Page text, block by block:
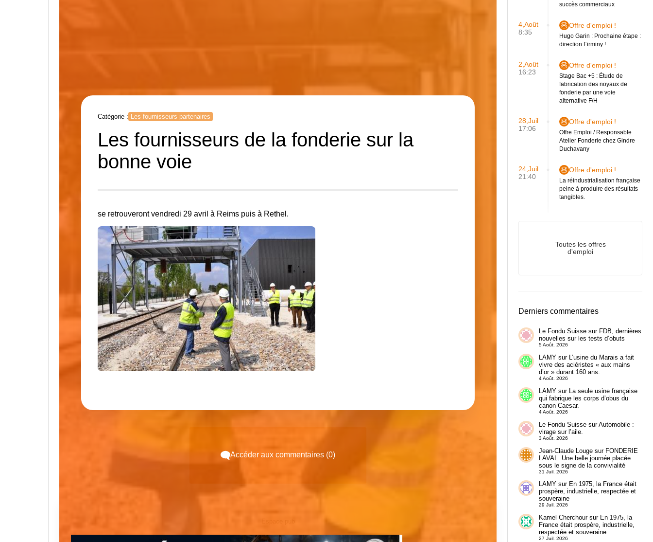
Catégorie : Les fournisseurs partenaires
Les fournisseurs de la fonderie sur la
bonne voie
se retrouveront vendredi 29 avril à Reims puis à Rethel.
Accéder aux commentaires (0)
succès commerciaux
4,Août
8:35
Offre d'emploi !
Hugo Garin : Prochaine étape :
direction Firminy !
2,Août
16:23
Offre d'emploi !
Stage Bac +5 : Étude de
fabrication des noyaux de
fonderie par une voie
alternative F/H
28,Juil
17:06
Offre d'emploi !
Offre Emploi / Responsable
Atelier Fonderie chez Gindre
Duchavany
24,Juil
21:40
Offre d'emploi !
La réindustrialisation française
peine à produire des résultats
tangibles.
Toutes les offres
d'emploi
Derniers commentaires
Le Fondu Suissesur FDB, dernières
nouvelles sur les tests d’obuts
5 Août. 2026
LAMYsur L’usine du Marais a fait
vivre des aciéristes « aux mains
d’or » durant 160 ans.
4 Août. 2026
LAMYsur La seule usine française
qui fabrique les corps d’obus du
canon Caesar.
4 Août. 2026
Le Fondu SuissesurAutomobile :
virage sur l’aile.
3 Août. 2026
Jean-Claude Lougesur FONDERIE
LAVAL Une belle journée placée
sous le signe de la convivialité
31 Juil. 2026
LAMYsur En 1975, la France était
prospère, industrielle, respectée et
souveraine
29 Juil. 2026
Kamel Cherchoursur En 1975, la
France était prospère, industrielle,
respectée et souveraine
27 Juil. 2026